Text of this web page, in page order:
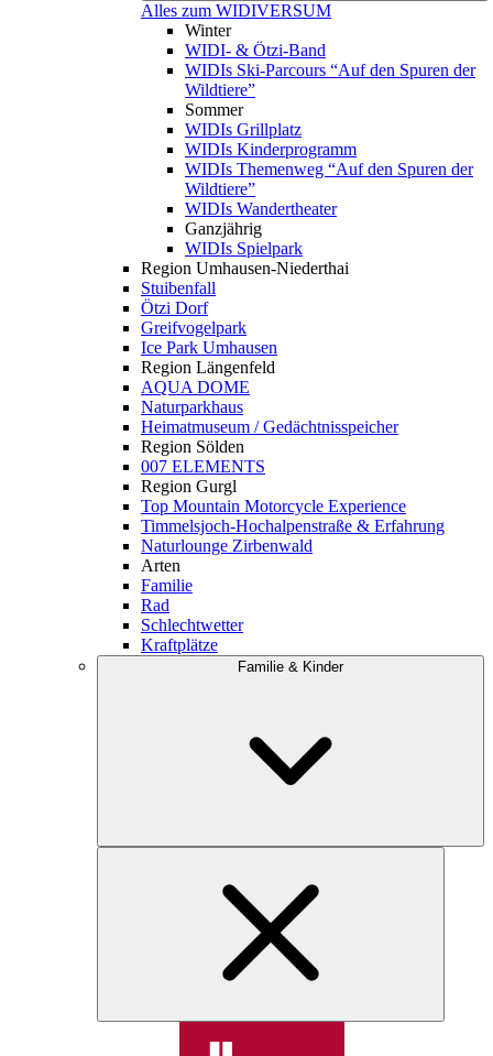
Alles zum WIDIVERSUM
Winter
WIDI- & Ötzi-Band
WIDIs Ski-Parcours “Auf den Spuren der
Wildtiere”
Sommer
WIDIs Grillplatz
WIDIs Kinderprogramm
WIDIs Themenweg “Auf den Spuren der
Wildtiere”
WIDIs Wandertheater
Ganzjährig
WIDIs Spielpark
Region Umhausen-Niederthai
Stuibenfall
Ötzi Dorf
Greifvogelpark
Ice Park Umhausen
Region Längenfeld
AQUA DOME
Naturparkhaus
Heimatmuseum / Gedächtnisspeicher
Region Sölden
007 ELEMENTS
Region Gurgl
Top Mountain Motorcycle Experience
Timmelsjoch-Hochalpenstraße & Erfahrung
Naturlounge Zirbenwald
Arten
Familie
Rad
Schlechtwetter
Kraftplätze
Familie & Kinder